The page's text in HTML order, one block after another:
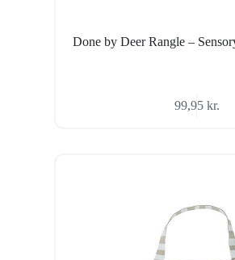
Done by Deer Rangle –
99,95 kr.